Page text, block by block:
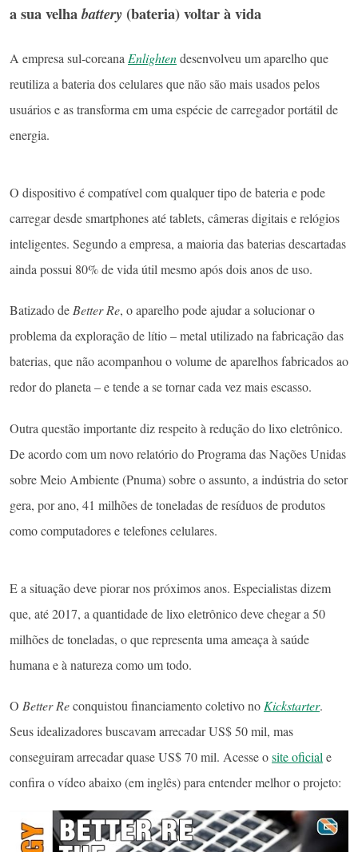
a sua velhabattery (bateria) voltar à vida
A empresa sul-coreanaEnlightendesenvolveu um aparelho que
reutiliza a bateria dos celulares que não são mais usados pelos
usuários e as transforma em uma espécie de carregador portátil de
energia.
O dispositivo é compatível com qualquer tipo de bateria e pode
carregar desde smartphones até tablets, câmeras digitais e relógios
inteligentes. Segundo a empresa, a maioria das baterias descartadas
ainda possui 80% de vida útil mesmo após dois anos de uso.
Batizado deBetter Re, o aparelho pode ajudar a solucionar o
problema da exploração de lítio – metal utilizado na fabricação das
baterias, que não acompanhou o volume de aparelhos fabricados ao
redor do planeta – e tende a se tornar cada vez mais escasso.
Outra questão importante diz respeito à redução do lixo eletrônico.
De acordo com um novo relatório do Programa das Nações Unidas
sobre Meio Ambiente (Pnuma) sobre o assunto, a indústria do setor
gera, por ano, 41 milhões de toneladas de resíduos de produtos
como computadores e telefones celulares.
E a situação deve piorar nos próximos anos. Especialistas dizem
que, até 2017, a quantidade de lixo eletrônico deve chegar a 50
milhões de toneladas, o que representa uma ameaça à saúde
humana e à natureza como um todo.
O Better Reconquistou financiamento coletivo no Kickstarter.
Seus idealizadores buscavam arrecadar US$ 50 mil, mas
conseguiram arrecadar quase US$ 70 mil. Acesse osite oficial e
confira o vídeo abaixo (em inglês) para entender melhor o projeto: